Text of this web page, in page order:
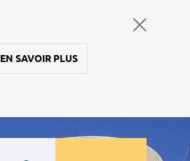
EN SAVOIR PLUS